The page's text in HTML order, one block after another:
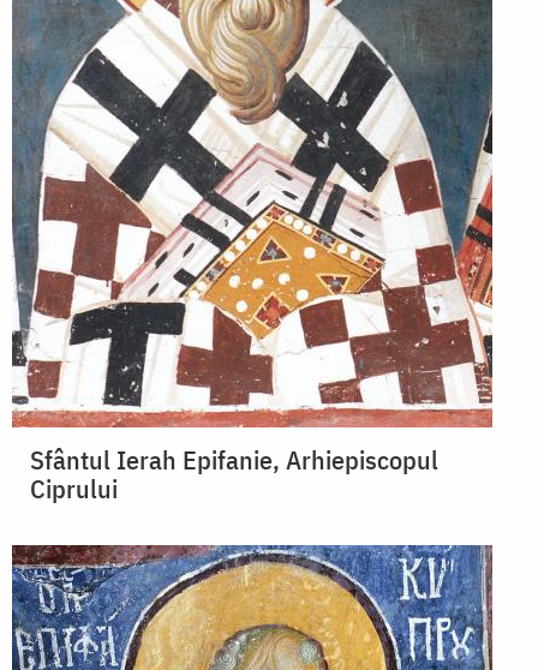
Sfântul Ierah Epifanie, Arhiepiscopul
Ciprului